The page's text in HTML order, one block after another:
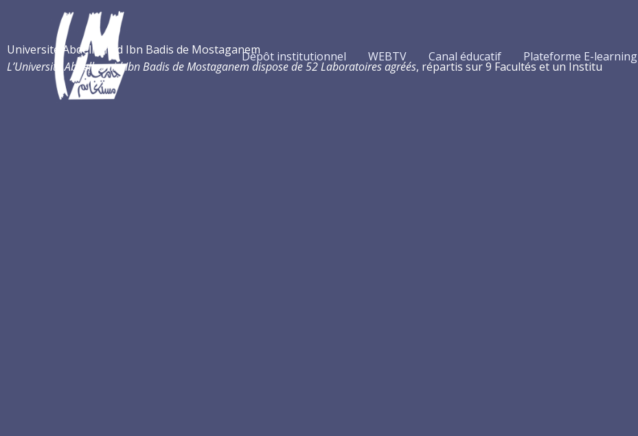
contenu
Dépôt institutionnel
WEBTV Canal éducatif Plateforme E-learning
Université Abdelhamid Ibn Badis de Mostaganem
L’Université Abdelhamid Ibn Badis de Mostaganem dispose de 52 Laboratoires agréés, répartis sur 9 Facultés et un Institu